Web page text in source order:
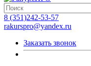
8 (351)242-53-57
rakurspro@yandex.ru
Заказать звонок